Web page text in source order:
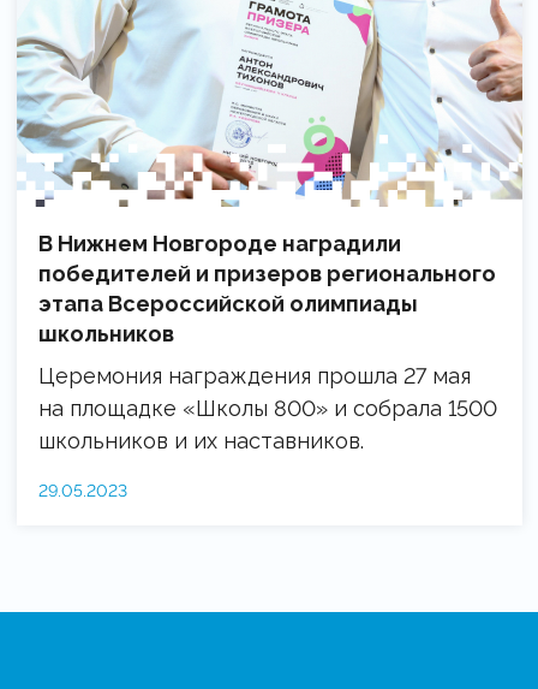
В Нижнем Новгороде наградили
победителей и призеров регионального
этапа Всероссийской олимпиады
школьников
Церемония награждения прошла 27 мая
на площадке «Школы 800» и собрала 1500
школьников и их наставников.
29.05.2023